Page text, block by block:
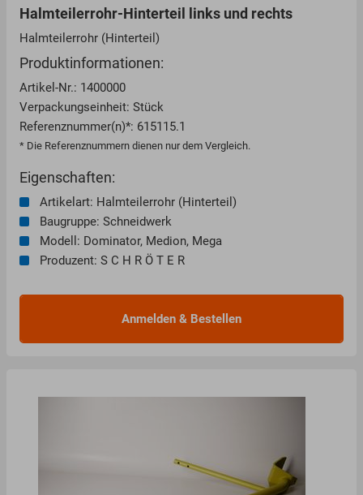
Halmteilerrohr-Hinterteil links und rechts
Halmteilerrohr (Hinterteil)
Produktinformationen:
Artikel-Nr.: 1400000
Verpackungseinheit: Stück
Referenznummer(n)*: 615115.1
* Die Referenznummern dienen nur dem Vergleich.
Eigenschaften:
Artikelart: Halmteilerrohr (Hinterteil)
Baugruppe: Schneidwerk
Modell: Dominator, Medion, Mega
Produzent: S C H R Ö T E R